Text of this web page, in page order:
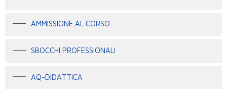
AMMISSIONE AL CORSO
SBOCCHI PROFESSIONALI
AQ-DIDATTICA